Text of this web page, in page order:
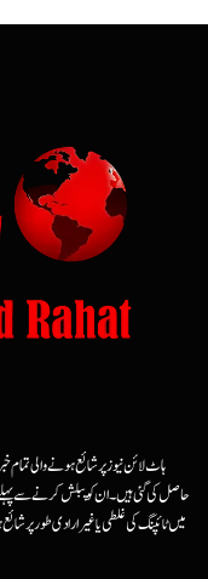
ہاٹ لائن نیوز پر شائع ہونے والی
حاصل کی گئی ہیں۔ ان کو پبلش کرنے سے
میں ٹائپنگ کی غلطی یا غیرارادی طور پر